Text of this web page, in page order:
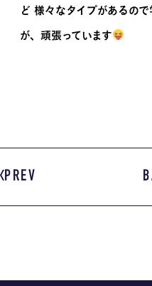
ど 様々なタイプがあるの
が、頑張っています
PREV